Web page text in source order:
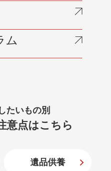
ム
たいもの別
意点はこちら
遺品供養